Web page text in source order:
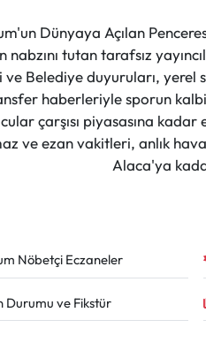
Dünyaya Açılan
nabzını tutan tarafsız
Belediye duyuruları, yerel
haberleriyle sporun
çarşısı piyasasına
ve ezan vakitleri, anlık
Alaca'ya
Nöbetçi Eczaneler
Durumu ve Fikstür